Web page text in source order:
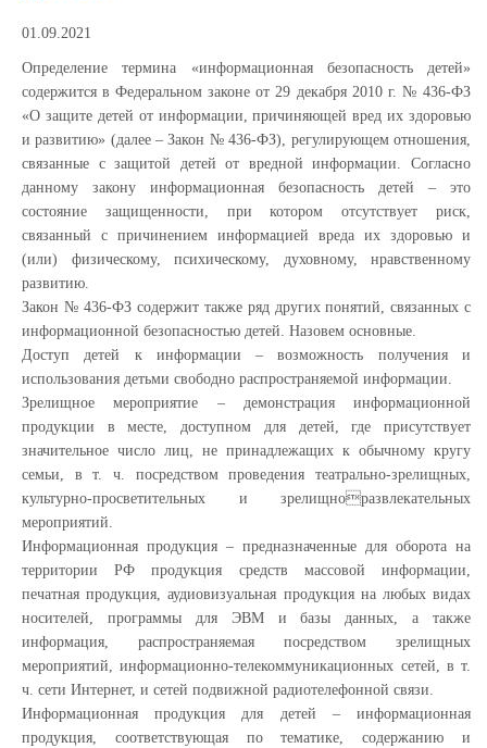
01.09.2021
Определение термина «информационная безопасность детей»
содержится в Федеральном законе от 29 декабря 2010 г. № 436-ФЗ
«О защите детей от информации, причиняющей вред их здоровью
и развитию» (далее – Закон № 436-ФЗ), регулирующем отношения,
связанные с защитой детей от вредной информации. Согласно
данному закону информационная безопасность детей – это
состояние защищенности, при котором отсутствует риск,
связанный с причинением информацией вреда их здоровью и
(или) физическому, психическому, духовному, нравственному
развитию.
Закон № 436-ФЗ содержит также ряд других понятий, связанных с
информационной безопасностью детей. Назовем основные.
Доступ детей к информации – возможность получения и
использования детьми свободно распространяемой информации.
Зрелищное мероприятие – демонстрация информационной
продукции в месте, доступном для детей, где присутствует
значительное число лиц, не принадлежащих к обычному кругу
семьи, в т. ч. посредством проведения театрально-зрелищных,
культурно-просветительных и зрелищноразвлекательных
мероприятий.
Информационная продукция – предназначенные для оборота на
территории РФ продукция средств массовой информации,
печатная продукция, аудиовизуальная продукция на любых видах
носителей, программы для ЭВМ и базы данных, а также
информация, распространяемая посредством зрелищных
мероприятий, информационно-телекоммуникационных сетей, в т.
ч. сети Интернет, и сетей подвижной радиотелефонной связи.
Информационная продукция для детей – информационная
продукция, соответствующая по тематике, содержанию и